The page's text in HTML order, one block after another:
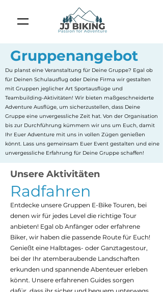
Du planst eine Veranstaltung für Deine Gruppe? Egal ob
für Deinen Schulausflug oder Deine Firma wir gestalten
mit Gruppen jeglicher Art Sportausflüge und
Teambuilding-Aktivitäten! Wir bieten maßgeschneiderte
Adventure Ausflüge, um sicherzustellen, dass Deine
Gruppe eine unvergessliche Zeit hat. Von der Organisation
bis zur Durchführung kümmern wir uns um Euch, damit
Ihr Euer Adventure mit uns in vollen Zügen genießen
könnt. Lass uns gemeinsam Euer Event gestalten und eine
unvergessliche Erfahrung für Deine Gruppe schaffen!
Gruppenangebot
Unsere Aktivitäten
Radfahren
Entdecke unsere Gruppen E-Bike Touren, bei
denen wir für jedes Level die richtige Tour
anbieten! Egal ob Anfänger oder erfahrene
Biker, wir haben die passende Route für Euch!
Genießt eine Halbtages- oder Ganztagestour,
bei der Ihr atemberaubende Landschaften
erkunden und spannende Abenteuer erleben
könnt. Unsere erfahrenen Guides sorgen